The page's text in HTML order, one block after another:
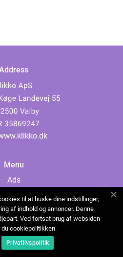
Menu
Ads
Cookies
Contact
Sitemap
til at huske dine indstillinger,
af indhold og annoncer. Denne
Ved fortsat brug af websiden
du cookiepolitikken.
Privatlivspolitik